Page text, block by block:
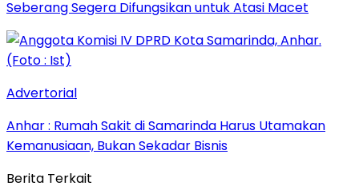
Seberang Segera Difungsikan untuk Atasi Macet
Advertorial
Anhar : Rumah Sakit di Samarinda Harus Utamakan
Kemanusiaan, Bukan Sekadar Bisnis
Berita Terkait